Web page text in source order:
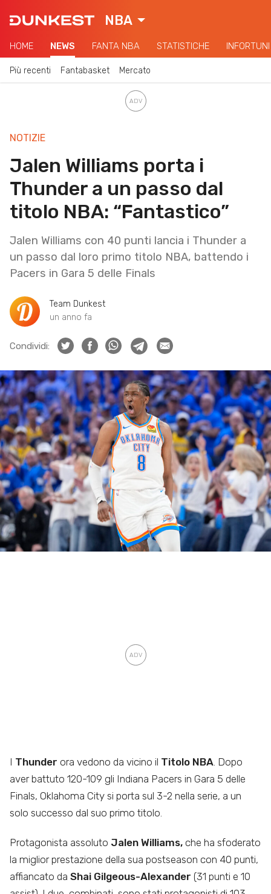
NBA
HOME NEWS FANTA NBA STATISTICHE INFORTUNI
Più recenti Fantabasket Mercato
NOTIZIE
Jalen Williams porta i
Thunder a un passo dal
titolo NBA: “Fantastico”
Jalen Williams con 40 punti lancia i Thunder a
un passo dal loro primo titolo NBA, battendo i
Pacers in Gara 5 delle Finals
Team Dunkest
un anno fa
Condividi:
I Thunder ora vedono da vicino il Titolo NBA. Dopo
aver battuto 120-109 gli Indiana Pacers in Gara 5 delle
Finals, Oklahoma City si porta sul 3-2 nella serie, a un
solo successo dal suo primo titolo.
Protagonista assoluto Jalen Williams, che ha sfoderato
la miglior prestazione della sua postseason con 40 punti,
affiancato da Shai Gilgeous-Alexander (31 punti e 10